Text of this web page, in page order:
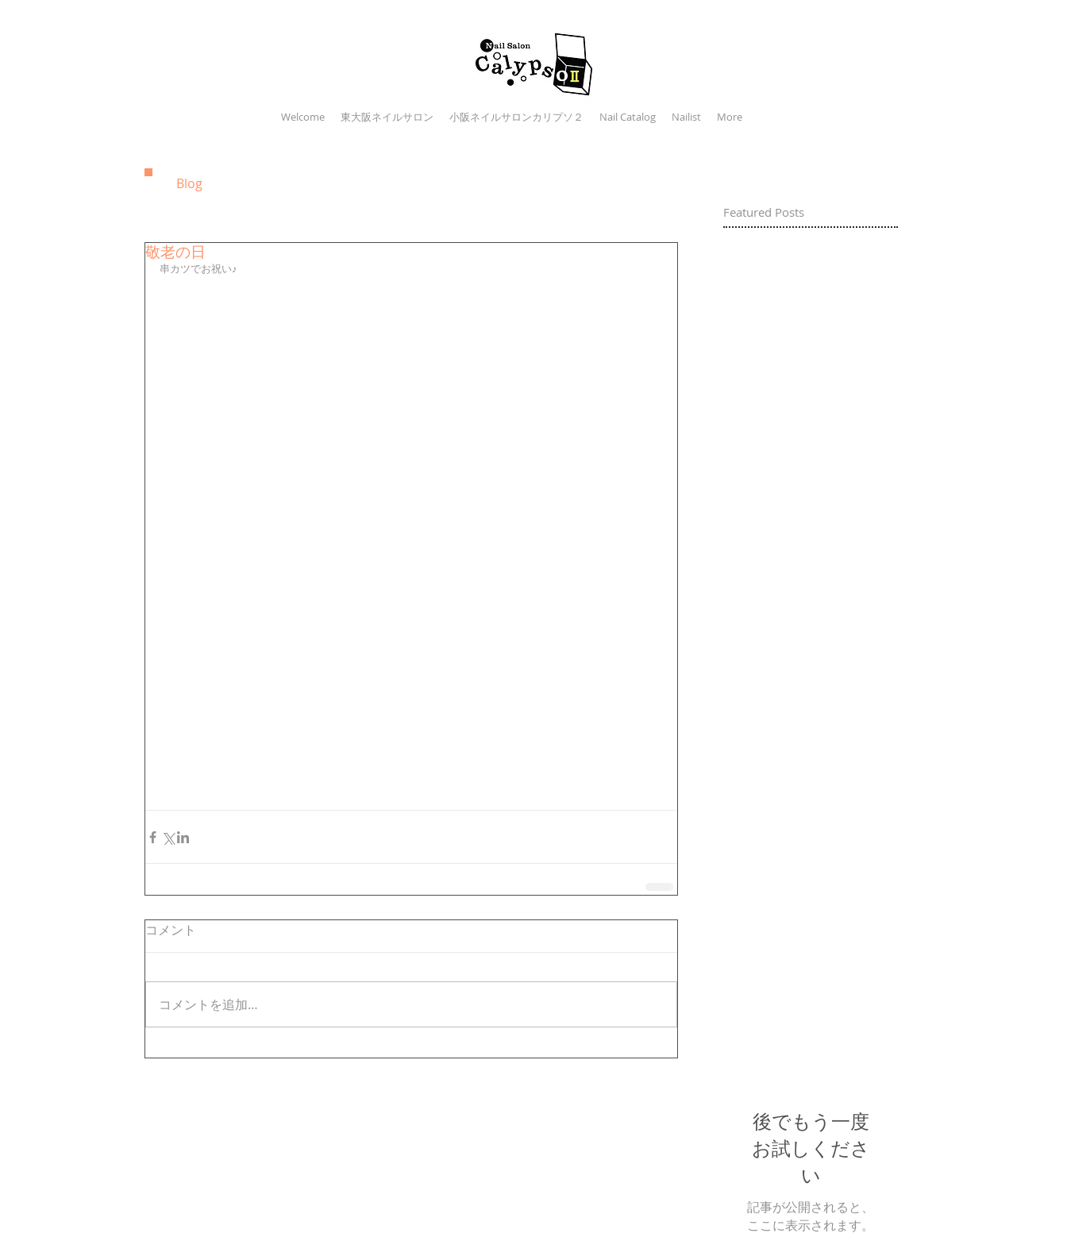
Welcome 東大阪ネイルサロン 小阪ネイルサロンカリプソ２ Nail Catalog Nailist More
Blog
Featured Posts
敬老の日
串カツでお祝い♪
コメント
コメントを追加…
後でもう一度
お試しくださ
い
記事が公開されると、
ここに表示されます。